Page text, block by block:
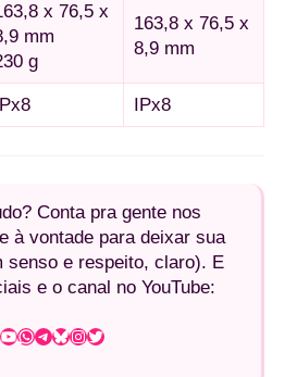
x 76,5 x
mm
g
163,8 x 76,5 x
8,9 mm
IPx8
Conta pra gente nos
à vontade para deixar sua
senso e respeito, claro). E
e o canal no YouTube:
Youtube WhatsApp TelegramBluesky InstagramTwitter